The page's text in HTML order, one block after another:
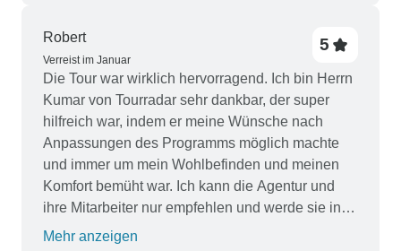
Kanchipuran, wo es überhaupt keinen
Reiseführer gab und wie geplant. Ein geplanter
Besuch des Sri Ekambaranathar-Tempels fand
nicht statt, da er um 12:00 Uhr schloss. Es war
unpraktisch, bis 16:00 Uhr zu warten. Jedenfalls
wird der Tempel gerade umfassend
renoviert/restauriert. Der Reiseveranstalter hätte
Sie darüber informieren müssen! Was die
Unterkünfte betrifft: Einige der Hotels waren
enttäuschend: -Chennai: Das Raaj Bhaavan
Robert
Verreist im Januar
5
Die Tour war wirklich hervorragend. Ich bin Herrn
Kumar von Tourradar sehr dankbar, der super
hilfreich war, indem er meine Wünsche nach
Anpassungen des Programms möglich machte
und immer um mein Wohlbefinden und meinen
Komfort bemüht war. Ich kann die Agentur und
ihre Mitarbeiter nur empfehlen und werde sie in
Zukunft wieder nutzen.
Mehr anzeigen